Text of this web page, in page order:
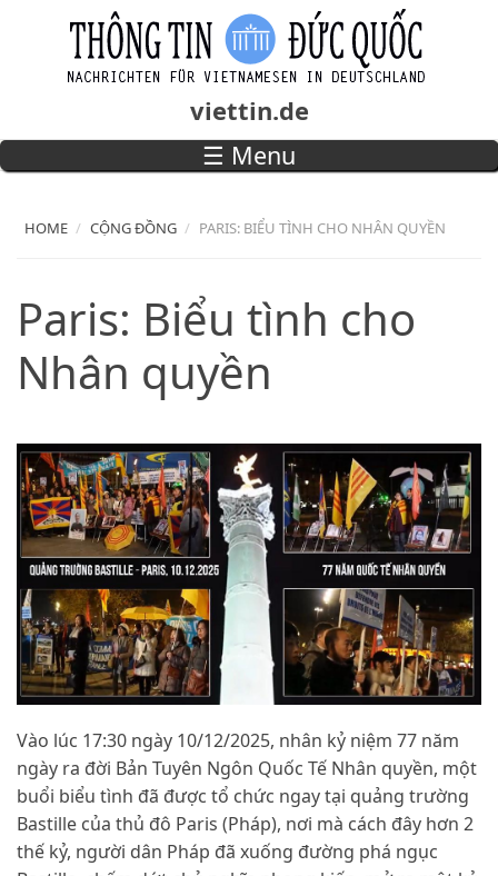
Skip to main content
viettin.de
Main menu
☰ Menu
HOME CỘNG ĐỒNG PARIS: BIỂU TÌNH CHO NHÂN QUYỀN
Paris: Biểu tình cho
Nhân quyền
Vào lúc 17:30 ngày 10/12/2025, nhân kỷ niệm 77 năm
ngày ra đời Bản Tuyên Ngôn Quốc Tế Nhân quyền, một
buổi biểu tình đã được tổ chức ngay tại quảng trường
Bastille của thủ đô Paris (Pháp), nơi mà cách đây hơn 2
thế kỷ, người dân Pháp đã xuống đường phá ngục